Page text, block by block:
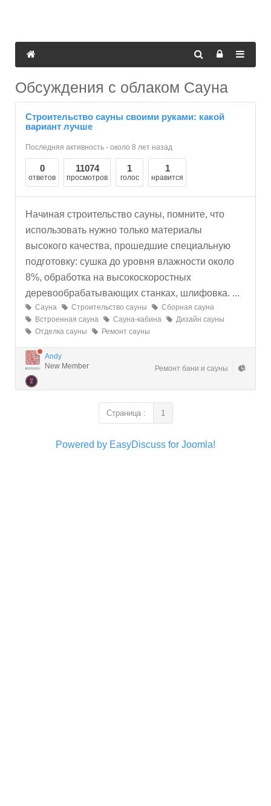
Обсуждения с облаком Сауна
Строительство сауны своими руками: какой
вариант лучше
Последняя активность - около 8 лет назад
0
ответов
11074
просмотров
1
голос
1
нравится
Начиная строительство сауны, помните, что
использовать нужно только материалы
высокого качества, прошедшие специальную
подготовку: сушка до уровня влажности около
8%, обработка на высокоскоростных
деревообрабатывающих станках, шлифовка. ...
Сауна Строительство сауны
Сборная сауна
Встроенная сауна
Сауна-кабина
Дизайн сауны
Отделка сауны
Ремонт сауны
Andy
New Member
Ремонт бани и сауны
Страница : 1
Powered by EasyDiscuss for Joomla!